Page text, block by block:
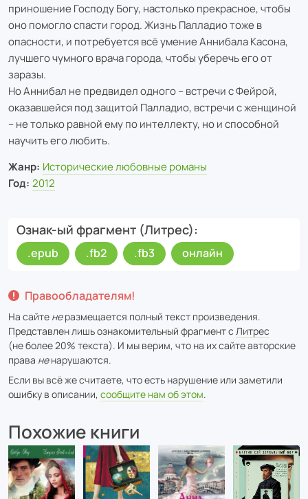
приношение Господу Богу, настолько прекрасное, чтобы
оно помогло спасти город. Жизнь Палладио тоже в
опасности, и потребуется всё умение Аннибала Касона,
лучшего чумного врача города, чтобы уберечь его от
заразы.
Но Аннибал не предвидел одного – встречи с Фейрой,
оказавшейся под защитой Палладио, встречи с женщиной
– не только равной ему по интеллекту, но и способной
научить его любить.
Жанр: Исторические любовные романы
Год: 2012
Ознак-ый фрагмент (Литрес)
.epub .fb2 .fb3 онлайн
Правообладателям!
На сайте неразмещается полный текст произведения.
Представлен лишь ознакомительный фрагмент с Литрес
(не более 20% текста). И мы верим, что на их сайте авторские
права ненарушаются.
Если вы всё же считаете, что есть нарушение или заметили
ошибку в описании, сообщите нам об этом.
Похожие книги